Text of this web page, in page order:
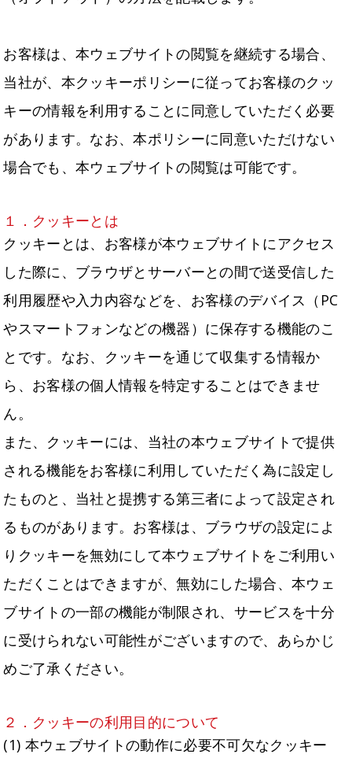
お客様は、本ウェブサイトの閲覧を継続する場合、
当社が、本クッキーポリシーに従ってお客様のクッ
キーの情報を利用することに同意していただく必要
があります。なお、本ポリシーに同意いただけない
場合でも、本ウェブサイトの閲覧は可能です。
１．クッキーとは
クッキーとは、お客様が本ウェブサイトにアクセス
した際に、ブラウザとサーバーとの間で送受信した
利用履歴や入力内容などを、お客様のデバイス（PC
やスマートフォンなどの機器）に保存する機能のこ
とです。なお、クッキーを通じて収集する情報か
ら、お客様の個人情報を特定することはできませ
ん。
また、クッキーには、当社の本ウェブサイトで提供
される機能をお客様に利用していただく為に設定し
たものと、当社と提携する第三者によって設定され
るものがあります。お客様は、ブラウザの設定によ
りクッキーを無効にして本ウェブサイトをご利用い
ただくことはできますが、無効にした場合、本ウェ
ブサイトの一部の機能が制限され、サービスを十分
に受けられない可能性がございますので、あらかじ
めご了承ください。
２．クッキーの利用目的について
(1) 本ウェブサイトの動作に必要不可欠なクッキー